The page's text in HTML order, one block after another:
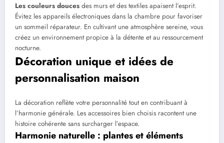
Les couleurs douces des murs et des textiles apaisent l’esprit.
Évitez les appareils électroniques dans la chambre pour favoriser
un sommeil réparateur. En cultivant une atmosphère sereine, vous
créez un environnement propice à la détente et au ressourcement
nocturne.
Décoration unique et idées de
personnalisation maison
La décoration reflète votre personnalité tout en contribuant à
l’harmonie générale. Les accessoires bien choisis racontent une
histoire cohérente sans surcharger l’espace.
Harmonie naturelle : plantes et éléments